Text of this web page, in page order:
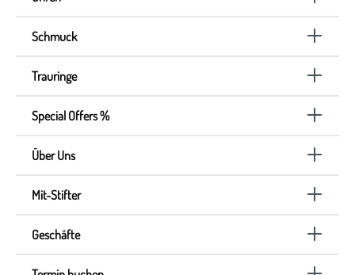
Schmuck
Trauringe
Special Offers %
Über Uns
Mit-Stifter
Geschäfte